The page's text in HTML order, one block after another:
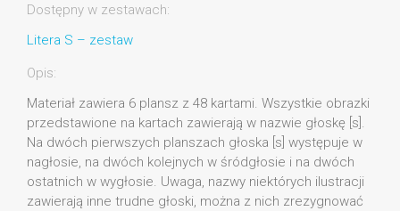
Dostępny w zestawach:
Litera S – zestaw
Opis:
Materiał zawiera 6 plansz z 48 kartami. Wszystkie obrazki
przedstawione na kartach zawierają w nazwie głoskę [s].
Na dwóch pierwszych planszach głoska [s] występuje w
nagłosie, na dwóch kolejnych w śródgłosie i na dwóch
ostatnich w wygłosie. Uwaga, nazwy niektórych ilustracji
zawierają inne trudne głoski, można z nich zrezygnować